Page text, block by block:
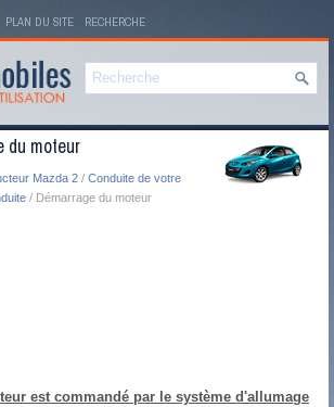
PLAN DU SITE RECHERCHE
du moteur
Mazda 2 / Conduite de votre
/ Démarrage du moteur
est commandé par le système d'allumage